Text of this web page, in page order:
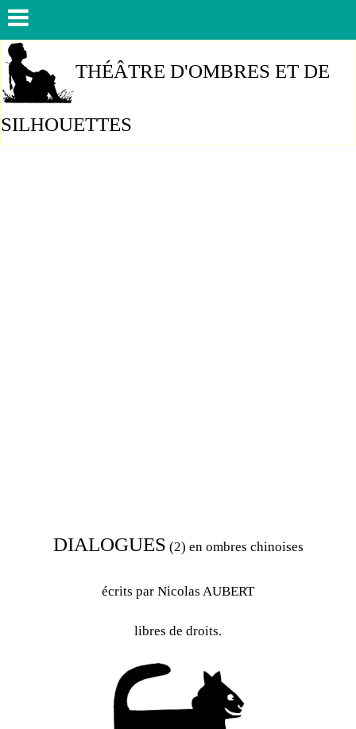
THÉÂTRE D'OMBRES ET DE
SILHOUETTES
DIALOGUES (2) en ombres chinoises
écrits par Nicolas AUBERT
libres de droits.